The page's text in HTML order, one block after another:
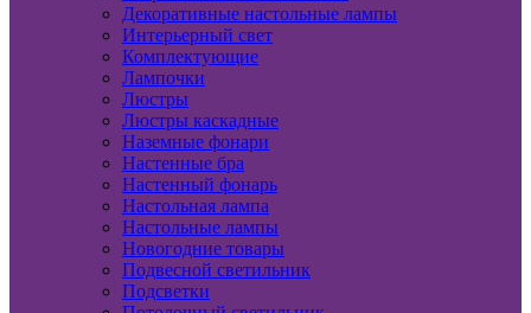
Декоративные настольные лампы
Интерьерный свет
Комплектующие
Лампочки
Люстры
Люстры каскадные
Наземные фонари
Настенные бра
Настенный фонарь
Настольная лампа
Настольные лампы
Новогодние товары
Подвесной светильник
Подсветки